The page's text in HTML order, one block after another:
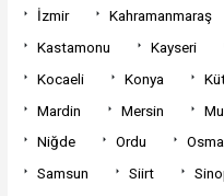
İzmir
Kahramanmaraş
Kastamonu
Kayseri
Kocaeli
Konya
Mardin
Mersin
Niğde
Ordu
Samsun
Siirt